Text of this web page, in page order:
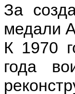
За
медали
К 1970
года